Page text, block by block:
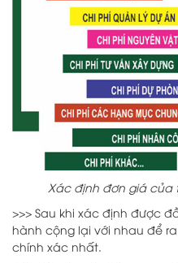
Xác định đơn giá
>>> Sau khi xác định được
hành cộng lại với nhau để
chính xác nhất.